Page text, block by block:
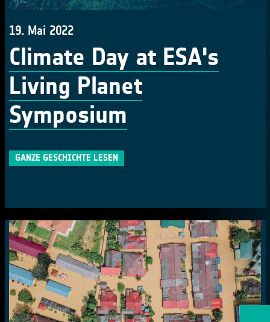
19. Mai 2022
Climate Day at ESA's
Living Planet
Symposium
GANZE GESCHICHTE LESEN